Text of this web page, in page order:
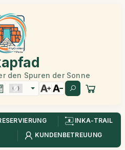
den Spuren der Sonne
INKA-TRAIL
KUNDENBETREUUNG